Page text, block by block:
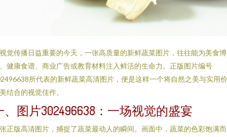
觉传播日益重要的今天，一张高质量的新鲜蔬菜图片，往往能为美食博
健康食谱、商业广告或教育材料注入鲜活的生命力。正版图片编号
所代表的新鲜蔬菜高清图片，便是这样一个将自然之美与实用
结合的视觉佳作。
、图片302496638：一场视觉的盛宴
正版高清图片，捕捉了蔬菜最动人的瞬间。画面中，蔬菜的色彩饱满